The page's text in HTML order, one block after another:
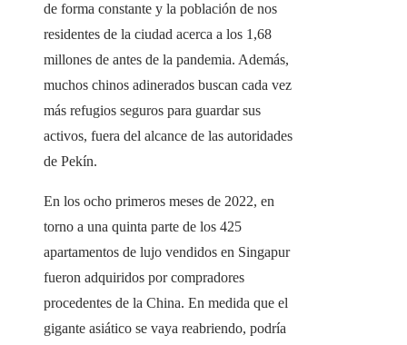
de forma constante y la población de nos
residentes de la ciudad acerca a los 1,68
millones de antes de la pandemia. Además,
muchos chinos adinerados buscan cada vez
más refugios seguros para guardar sus
activos, fuera del alcance de las autoridades
de Pekín.
En los ocho primeros meses de 2022, en
torno a una quinta parte de los 425
apartamentos de lujo vendidos en Singapur
fueron adquiridos por compradores
procedentes de la China. En medida que el
gigante asiático se vaya reabriendo, podría